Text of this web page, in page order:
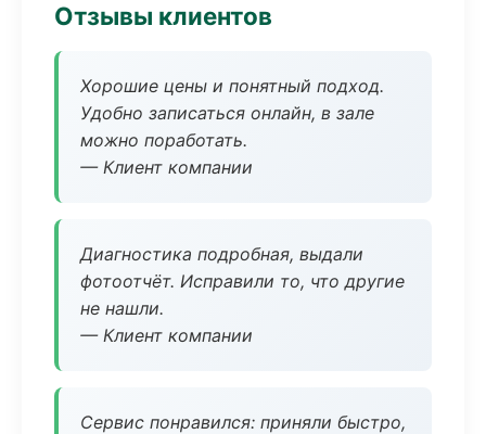
Отзывы клиентов
Хорошие цены и понятный подход.
Удобно записаться онлайн, в зале
можно поработать.
— Клиент компании
Диагностика подробная, выдали
фотоотчёт. Исправили то, что другие
не нашли.
— Клиент компании
Сервис понравился: приняли быстро,